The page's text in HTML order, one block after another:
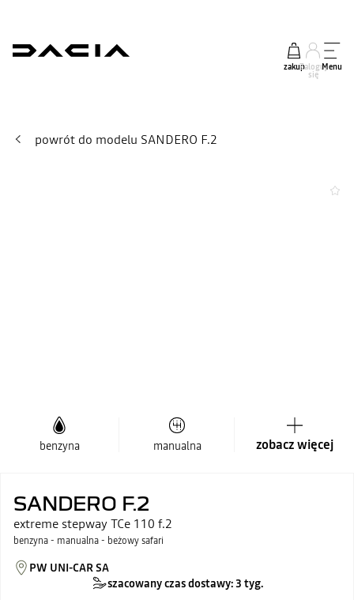
zakupZaloguj
się
Menu
powrót do modelu SANDERO F.2
benzyna manualna zobacz więcej
SANDERO F.2
extreme stepway TCe 110 f.2
benzyna - manualna - beżowy safari
PW UNI-CAR SA
szacowany czas dostawy: 3 tyg.